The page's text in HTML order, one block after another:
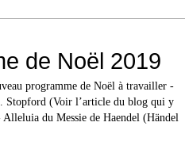
de Noël 2019
programme de Noël à travailler -
Stopford (Voir l’article du blog qui y
du Messie de Haendel (Händel